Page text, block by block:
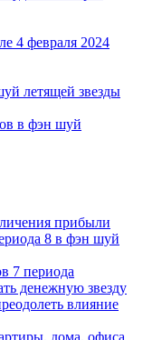
4 февраля 2024
летящей звезды
в фэн шуй
прибыли
8 в фэн шуй
7 периода
денежную звезду
влияние
дома, офиса